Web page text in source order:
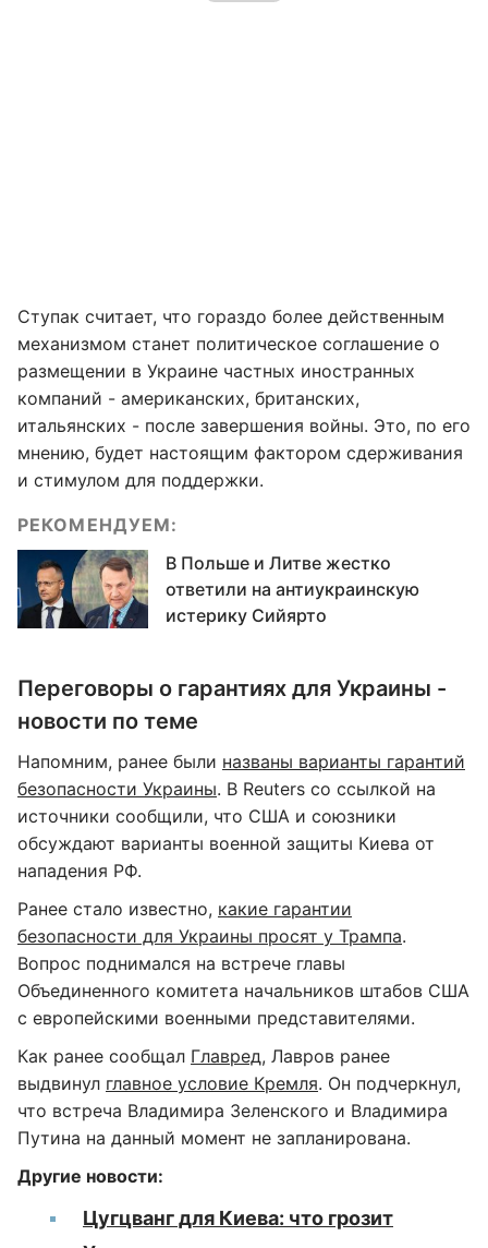
Ступак считает, что гораздо более действенным
механизмом станет политическое соглашение о
размещении в Украине частных иностранных
компаний - американских, британских,
итальянских - после завершения войны. Это, по его
мнению, будет настоящим фактором сдерживания
и стимулом для поддержки.
РЕКОМЕНДУЕМ:
В Польше и Литве жестко
ответили на антиукраинскую
истерику Сийярто
Переговоры о гарантиях для Украины -
новости по теме
Напомним, ранее были названы варианты гарантий
безопасности Украины. В Reuters со ссылкой на
источники сообщили, что США и союзники
обсуждают варианты военной защиты Киева от
нападения РФ.
Ранее стало известно, какие гарантии
безопасности для Украины просят у Трампа.
Вопрос поднимался на встрече главы
Объединенного комитета начальников штабов США
с европейскими военными представителями.
Как ранее сообщал Главред, Лавров ранее
выдвинул главное условие Кремля. Он подчеркнул,
что встреча Владимира Зеленского и Владимира
Путина на данный момент не запланирована.
Другие новости:
Цугцванг для Киева: что грозит